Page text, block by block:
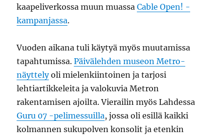
kaapeliverkossa muun muassaCable Open! -
kampanjassa.
Vuoden aikana tuli käytyä myös muutamissa
tapahtumissa.Päivälehden museon Metro-
näyttelyoli mielenkiintoinen ja tarjosi
lehtiartikkeleita ja valokuvia Metron
rakentamisen ajoilta. Vierailin myös Lahdessa
Guru 07 -pelimessuilla, jossa oli esillä kaikki
kolmannen sukupolven konsolit ja etenkin